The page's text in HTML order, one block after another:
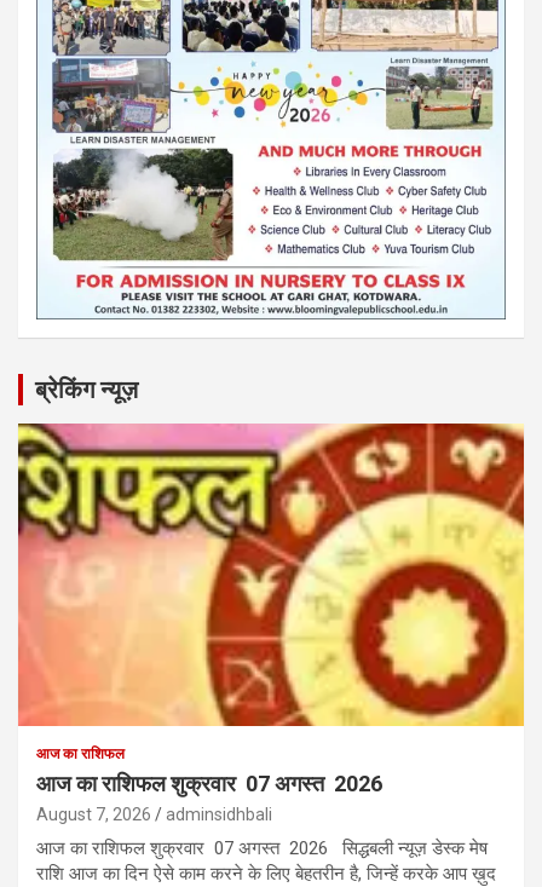
ब्रेकिंग न्यूज़
आज का राशिफल
आज का राशिफल शुक्रवार 07 अगस्त 2026
August 7, 2026 adminsidhbali
आज का राशिफल शुक्रवार 07 अगस्त 2026 सिद्धबली न्यूज़ डेस्क मेष
राशि आज का दिन ऐसे काम करने के लिए बेहतरीन है, जिन्हें करके आप ख़ुद